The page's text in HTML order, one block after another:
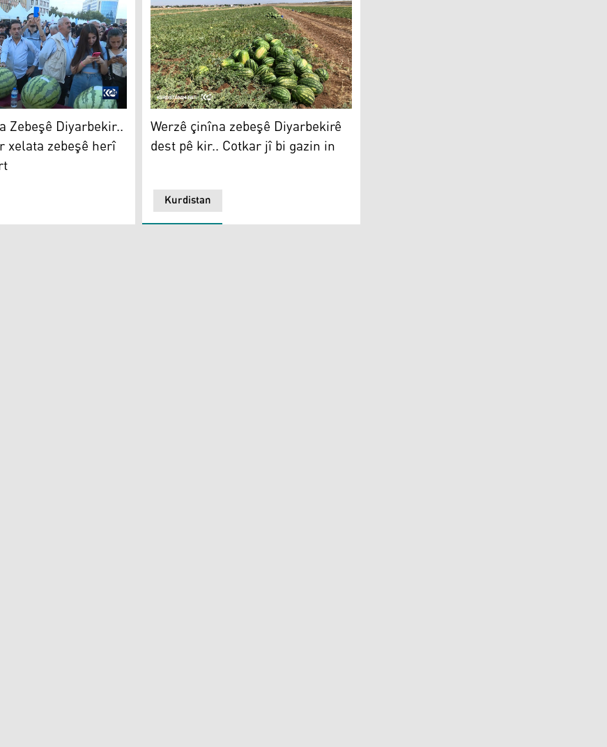
me nake
Diyarbekir.. Jineke cotkar xelata zebeşê herî mezin wergirt
Zebeşê Diyarbekir..
xelata zebeşê herî
Zebeşê Diyarbekirê / Wêne: Mahîr Yuksel
Kurdistan
Werzê çinîna zebeşê Diyarbekirê
dest pê kir.. Cotkar jî bi gazin in